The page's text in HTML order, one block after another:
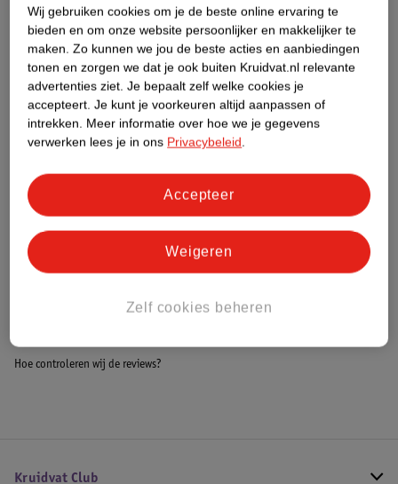
Etiketinformatie
Nature Impact Score
Dit product heeft (nog) geen Nature
Impact Score.
Meer informatie
Bestel & Bezorginformatie
Hoe controleren wij de reviews?
Kruidvat Club
Wij gebruiken cookies om je de beste online ervaring te
bieden en om onze website persoonlijker en makkelijker te
maken. Zo kunnen we jou de beste acties en aanbiedingen
tonen en zorgen we dat je ook buiten Kruidvat.nl relevante
advertenties ziet. Je bepaalt zelf welke cookies je
accepteert. Je kunt je voorkeuren altijd aanpassen of
intrekken. Meer informatie over hoe we je gegevens
verwerken lees je in ons Privacybeleid.
Zelf cookies beheren
Weigeren
Accepteer